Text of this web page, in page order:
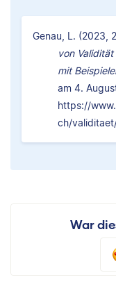
Genau, L. (2023,
von
mit
am 4.
https://
ch/
War